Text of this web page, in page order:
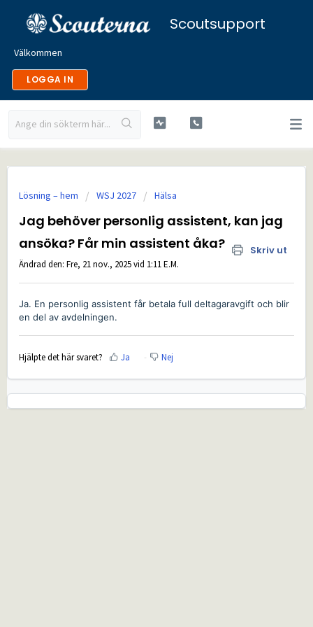
Scoutsupport
Välkommen
LOGGA IN
Lösning – hem WSJ 2027 Hälsa
Jag behöver personlig assistent, kan jag
ansöka? Får min assistent åka?
Skriv ut
Ändrad den: Fre, 21 nov., 2025 vid 1:11 E.M.
Ja. En personlig assistent får betala full deltagaravgift och blir
en del av avdelningen.
Hjälpte det här svaret? Ja Nej